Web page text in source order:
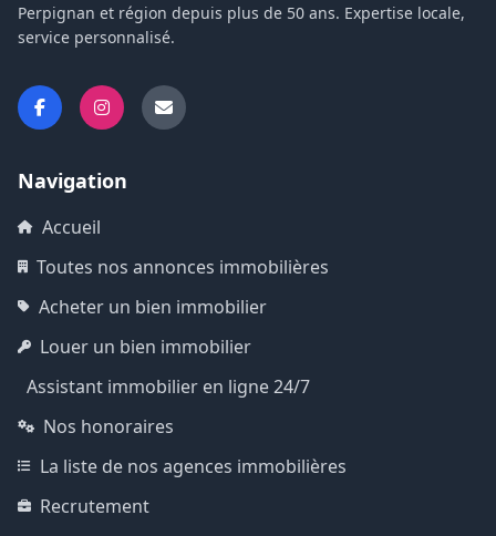
Perpignan et région depuis plus de 50 ans. Expertise locale,
service personnalisé.
Navigation
Accueil
Toutes nos annonces immobilières
Acheter un bien immobilier
Louer un bien immobilier
Assistant immobilier en ligne 24/7
Nos honoraires
La liste de nos agences immobilières
Recrutement